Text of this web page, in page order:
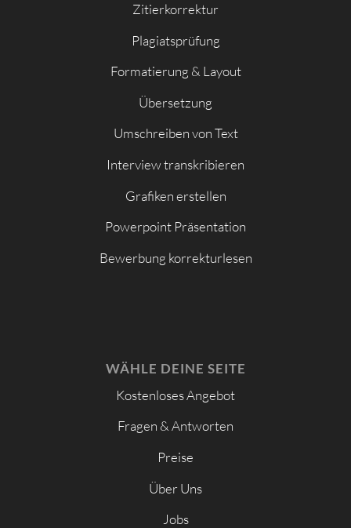
Zitierkorrektur
Plagiatsprüfung
Formatierung & Layout
Übersetzung
Umschreiben von Text
Interview transkribieren
Grafiken erstellen
Powerpoint Präsentation
Bewerbung korrekturlesen
WÄHLE DEINE SEITE
Kostenloses Angebot
Fragen & Antworten
Preise
Über Uns
Jobs